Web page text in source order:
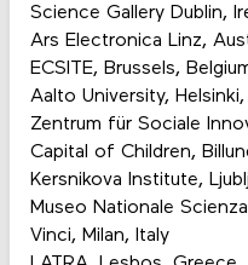
Science Gallery Dublin,
Ars Electronica Linz,
ECSITE, Brussels,
Aalto University, Helsinki,
Zentrum für Sociale
Capital of Children,
Kersnikova Institute,
Museo Nationale
Vinci, Milan, Italy